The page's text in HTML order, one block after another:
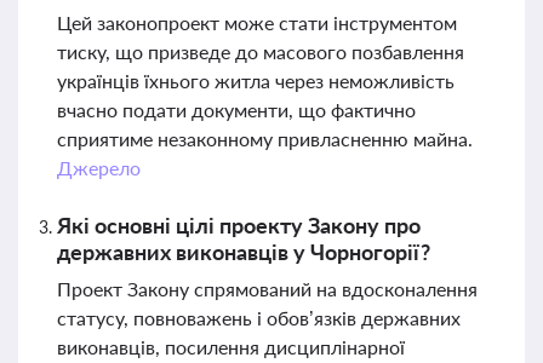
Цей законопроект може стати інструментом
тиску, що призведе до масового позбавлення
українців їхнього житла через неможливість
вчасно подати документи, що фактично
сприятиме незаконному привласненню майна.
Джерело
Які основні цілі проекту Закону про
державних виконавців у Чорногорії?
Проект Закону спрямований на вдосконалення
статусу, повноважень і обов’язків державних
виконавців, посилення дисциплінарної